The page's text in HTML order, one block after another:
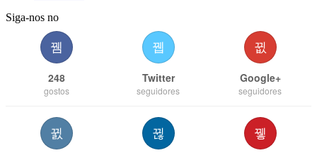
Siga-nos no
248
gostos
Twitter
seguidores
Google+
seguidores